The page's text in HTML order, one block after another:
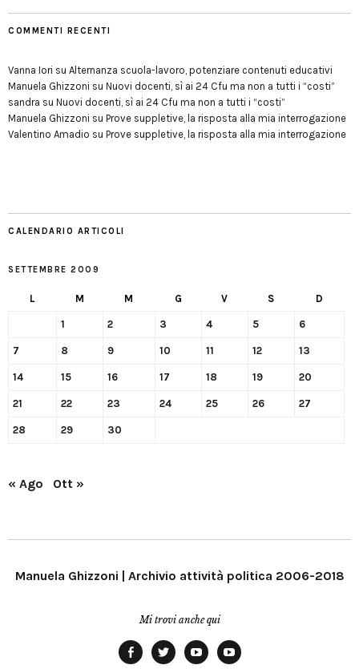
COMMENTI RECENTI
Vanna Iori su Alternanza scuola-lavoro, potenziare contenuti educativi
Manuela Ghizzoni su Nuovi docenti, sì ai 24 Cfu ma non a tutti i “costi”
sandra su Nuovi docenti, sì ai 24 Cfu ma non a tutti i “costi”
Manuela Ghizzoni su Prove suppletive, la risposta alla mia interrogazione
Valentino Amadio su Prove suppletive, la risposta alla mia interrogazione
CALENDARIO ARTICOLI
SETTEMBRE 2009
L M M G V S D
1 2 3 4 5 6
7 8 9 10 11 12 13
14 15 16 17 18 19 20
21 22 23 24 25 26 27
28 29 30
« Ago Ott »
Manuela Ghizzoni | Archivio attività politica 2006-2018
Mi trovi anche qui